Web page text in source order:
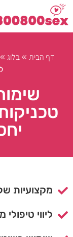
דף הבית »בלוג
מקצועיות של
ליווי